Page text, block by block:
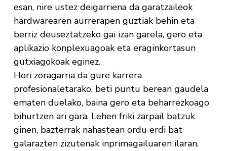
esan, nire ustez deigarriena da garatzaileok
hardwarearen aurrerapen guztiak behin eta
berriz deuseztatzeko gai izan garela, gero eta
aplikazio konplexuagoak eta eraginkortasun
gutxiagokoak eginez.
Hori zoragarria da gure karrera
profesionaletarako, beti puntu berean gaudela
ematen duelako, baina gero eta beharrezkoago
bihurtzen ari gara. Lehen friki zarpail batzuk
ginen, bazterrak nahastean ordu erdi bat
galarazten zizutenak inprimagailuaren ilaran.